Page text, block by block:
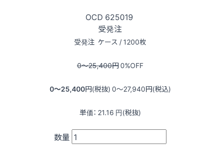
OCD 625019
受発注
受発注 ケース / 1200枚
0〜25,400円0%OFF
0〜25,400円(税抜) 0〜27,940円(税込)
単価： 21.16 円(税抜)
数量